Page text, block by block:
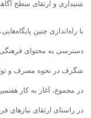
شنیداری و ارتقای سطح
با راه‌اندازی چنین
دسترسی به محتوای
شگرف در نحوه مصرف و
در مجموع، آغاز به کار
در راستای ارتقای